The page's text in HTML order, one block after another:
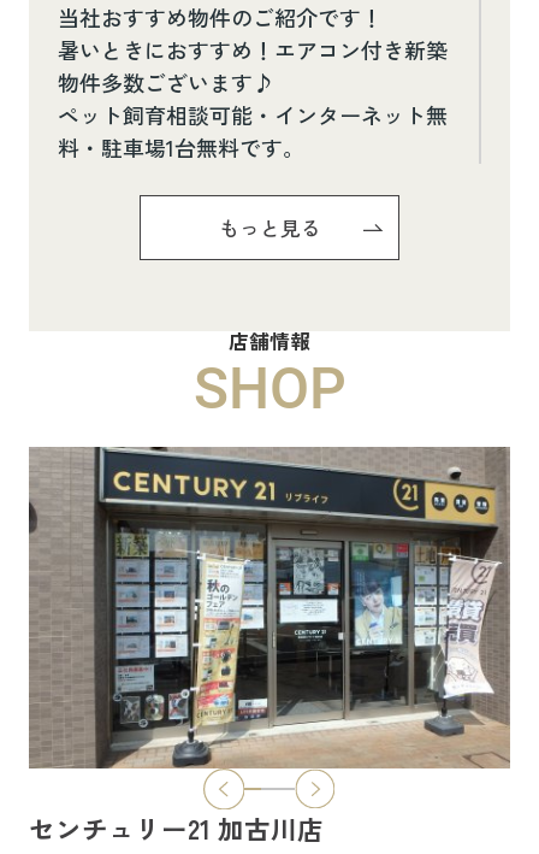
当社おすすめ物件のご紹介です！
暑いときにおすすめ！エアコン付き新築
物件多数ございます♪
ペット飼育相談可能・インターネット無
料・駐車場1台無料です。
Pure Ryuju Ⅱ101
ハイムメゾン白鳥台201
6.5万円
物件詳細へ
ハイムレトア飾東A103
7.4万円
物件詳細へ
2026.06.29
本日より新ホームページへ完全移行にな
新ホームページは検索も楽々♪スマホに
もっと見る
店舗情報
SHOP
センチュリー21 加古川店